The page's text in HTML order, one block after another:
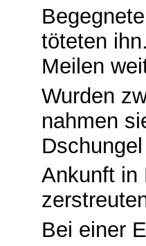
töteten
Meilen
Wurden
nahmen
Ankunft in
Bei einer